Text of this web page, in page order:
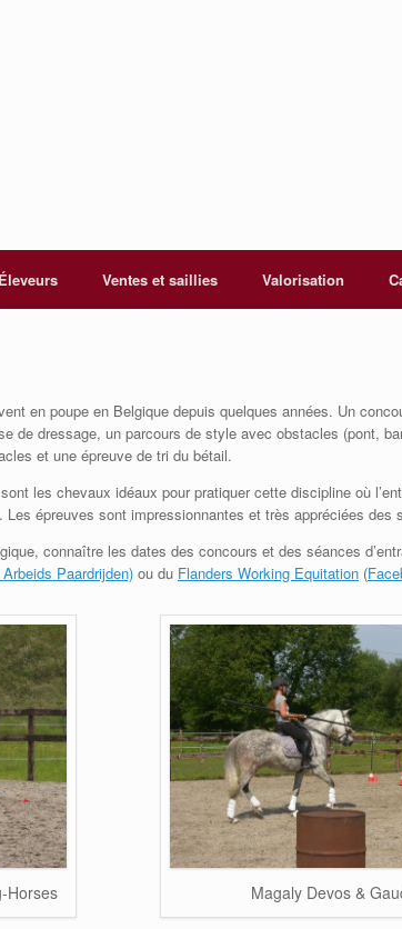
Éleveurs Ventes et saillies Valorisation
en poupe en Belgique depuis quelques années. Un
de dressage, un parcours de style avec obstacles (pont,
et une épreuve de tri du bétail.
les chevaux idéaux pour pratiquer cette discipline où
épreuves sont impressionnantes et très appréciées des
connaître les dates des concours et des séances
Paardrijden) ou du Flanders Working Equitation (
Horses Magaly Devos &